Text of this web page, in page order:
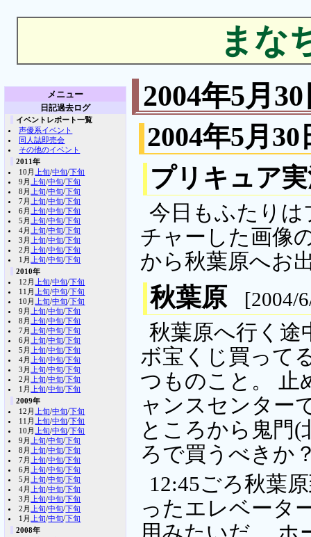
まな
2004年5月
2004年5月30
プリキュア
今日もふたり
チャーした画像
から秋葉原へお
秋葉原 [2004/
秋葉原へ行く途
ボ宝くじ買って
つものこと。 止
ャンスセンター
ところから鬼門
ろで買うべきか
12:45ごろ秋葉
ったエレベータ
メニュー
日記過去ログ
イベントレポート一覧
声優系イベント
同人誌即売会
その他のイベント
2011年
10月 上旬/中旬/下旬
9月 上旬/中旬/下旬
8月 上旬/中旬/下旬
7月 上旬/中旬/下旬
6月 上旬/中旬/下旬
5月 上旬/中旬/下旬
4月 上旬/中旬/下旬
3月 上旬/中旬/下旬
2月 上旬/中旬/下旬
1月 上旬/中旬/下旬
2010年
12月 上旬/中旬/下旬
11月 上旬/中旬/下旬
10月 上旬/中旬/下旬
9月 上旬/中旬/下旬
8月 上旬/中旬/下旬
7月 上旬/中旬/下旬
6月 上旬/中旬/下旬
5月 上旬/中旬/下旬
4月 上旬/中旬/下旬
3月 上旬/中旬/下旬
2月 上旬/中旬/下旬
1月 上旬/中旬/下旬
2009年
12月 上旬/中旬/下旬
11月 上旬/中旬/下旬
10月 上旬/中旬/下旬
9月 上旬/中旬/下旬
8月 上旬/中旬/下旬
7月 上旬/中旬/下旬
6月 上旬/中旬/下旬
5月 上旬/中旬/下旬
4月 上旬/中旬/下旬
3月 上旬/中旬/下旬
2月 上旬/中旬/下旬
1月 上旬/中旬/下旬
2008年